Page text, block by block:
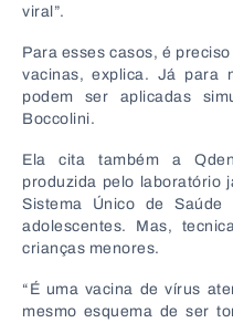
viral”.
Para esses casos, é
vacinas, explica. Já para
podem ser aplicadas
Boccolini.
Ela cita também a
produzida pelo laboratório
Sistema Único de
adolescentes. Mas,
crianças menores.
“É uma vacina de vírus
mesmo esquema de ser